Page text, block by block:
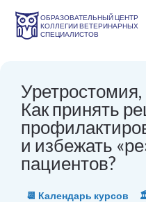
ОБРАЗОВАТЕЛЬНЫЙ ЦЕНТР
КОЛЛЕГИИ ВЕТЕРИНАРНЫХ
СПЕЦИАЛИСТОВ
Как принять
и избежать
пациентов?
📆 Календарь курсов